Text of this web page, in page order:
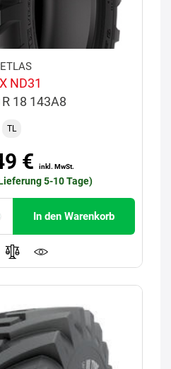
ND31
18 143A8
TL
€ inkl. MwSt.
5-10 Tage)
In den Warenkorb